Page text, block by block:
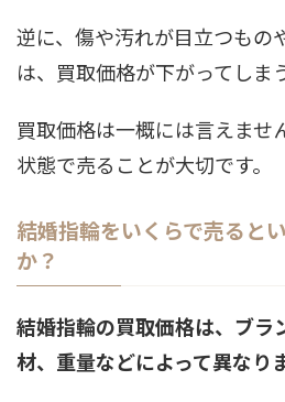
逆に、傷や汚れが目立つもの
は、買取価格が下がってしま
買取価格は一概には言えませ
状態で売ることが大切です。
結婚指輪をいくらで売ると
か？
結婚指輪の買取価格は、ブラ
材、重量などによって異なりま